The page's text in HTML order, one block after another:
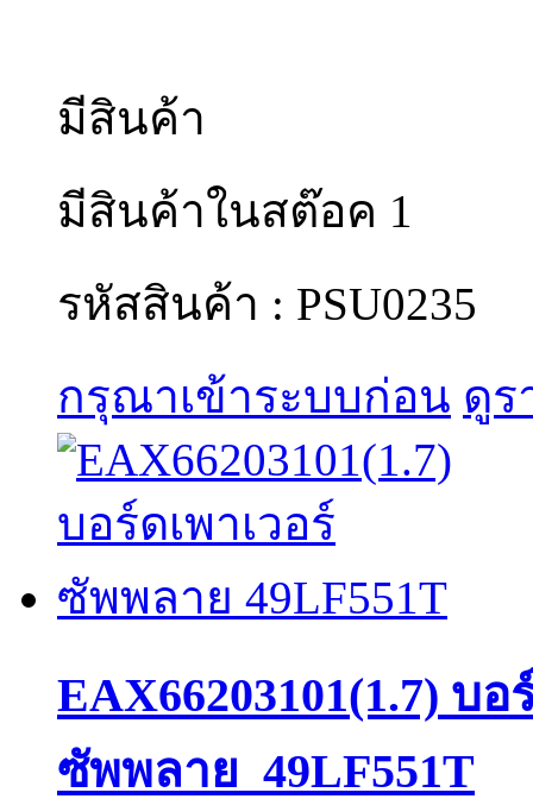
มีสินค้า
มีสินค้าในสต๊อค 1
รหัสสินค้า : PSU0235
กรุณาเข้าระบบก่อน ดูร
EAX66203101(1.7) บอ
ซัพพลาย_49LF551T